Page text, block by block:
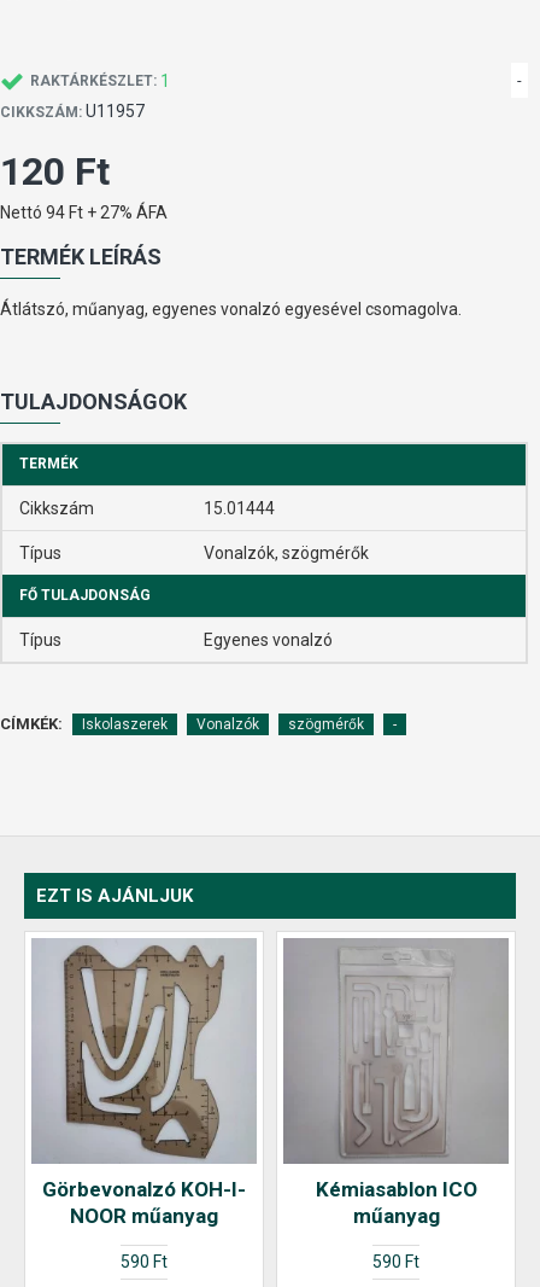
RAKTÁRKÉSZLET: 1
CIKKSZÁM: U11957
-
120 Ft
Nettó 94 Ft + 27% ÁFA
TERMÉK LEÍRÁS
Átlátszó, műanyag, egyenes vonalzó egyesével csomagolva.
TULAJDONSÁGOK
TERMÉK
Cikkszám 15.01444
Típus Vonalzók, szögmérők
FŐ TULAJDONSÁG
Típus Egyenes vonalzó
CÍMKÉK: Iskolaszerek Vonalzók szögmérők -
EZT IS AJÁNLJUK
Görbevonalzó KOH-I-
NOOR műanyag
590 Ft
Kémiasablon ICO
műanyag
590 Ft